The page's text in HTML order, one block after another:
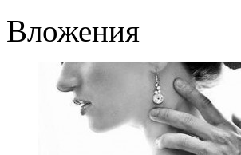
Вложения